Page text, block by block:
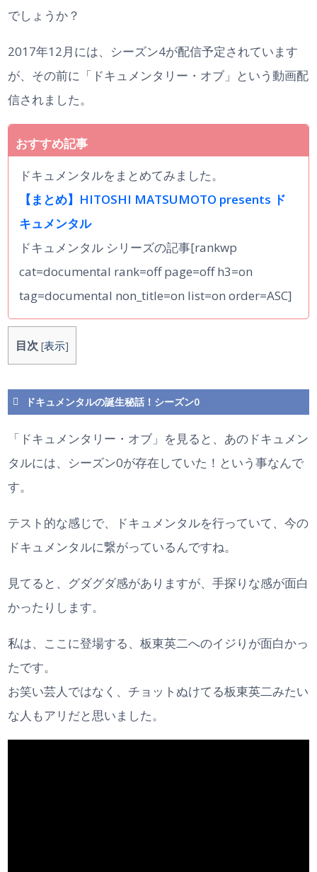
でしょうか？
2017年12月には、シーズン4が配信予定されています
が、その前に「ドキュメンタリー・オブ」という動画配
信されました。
ドキュメンタルをまとめてみました。
【まとめ】HITOSHI MATSUMOTO presents ド
キュメンタル
ドキュメンタル シリーズの記事[rankwp
cat=documental rank=off page=off h3=on
tag=documental non_title=on list=on order=ASC]
目次 [表示]
ドキュメンタルの誕生秘話！シーズン0
「ドキュメンタリー・オブ」を見ると、あのドキュメン
タルには、シーズン0が存在していた！という事なんで
す。
テスト的な感じで、ドキュメンタルを行っていて、今の
ドキュメンタルに繋がっているんですね。
見てると、グダグダ感がありますが、手探りな感が面白
かったりします。
私は、ここに登場する、板東英二へのイジりが面白かっ
たです。
お笑い芸人ではなく、チョットぬけてる板東英二みたい
な人もアリだと思いました。